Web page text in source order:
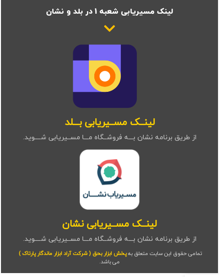
لینک مسیریابی شعبه 1 در بلد و نشان
لینــک مســیریابی بـــلد
از طریق برنامه نشان بـــه فروشــگاه مـــا مســیریابی شــــوید.
لینــک مســیریابی نشان
از طریق برنامه نشان بـــه فروشــگاه مـــا مســیریابی شــــوید.
تمامی حقوق این سایت متعلق بهپخش ابزار بحق ( شرکت آراد ابزار ماندگار پارتاک )
می باشد.